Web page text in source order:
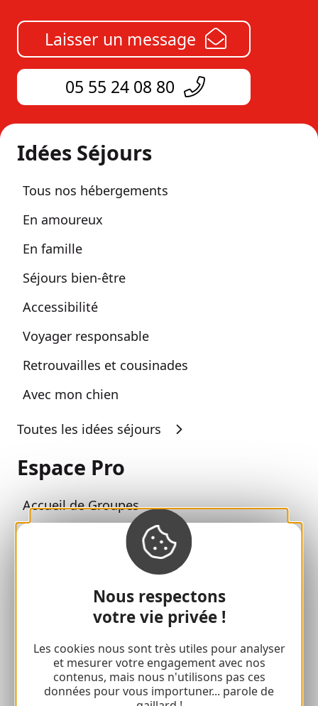
Nous respectons
votre vie privée !
Les cookies nous sont très utiles pour analyser
et mesurer votre engagement avec nos
contenus, mais nous n'utilisons pas ces
données pour vous importuner... parole de
Laisser un message
05 55 24 08 80
Idées Séjours
Tous nos hébergements
En amoureux
En famille
Séjours bien-être
Accessibilité
Voyager responsable
Retrouvailles et cousinades
Avec mon chien
Toutes les idées séjours
Espace Pro
Accueil de Groupes
Club 100 % Gaillard
Brive 100 % Evénement
Photothèque
Espace presse